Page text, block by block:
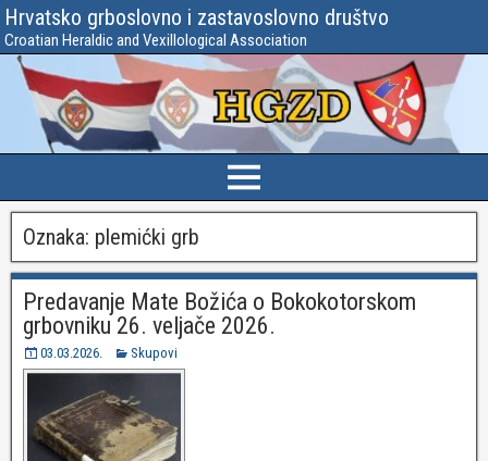
Hrvatsko grboslovno i zastavoslovno društvo
Croatian Heraldic and Vexillological Association
Oznaka: plemićki grb
Predavanje Mate Božića o Bokokotorskom
grbovniku 26. veljače 2026.
03.03.2026. Skupovi